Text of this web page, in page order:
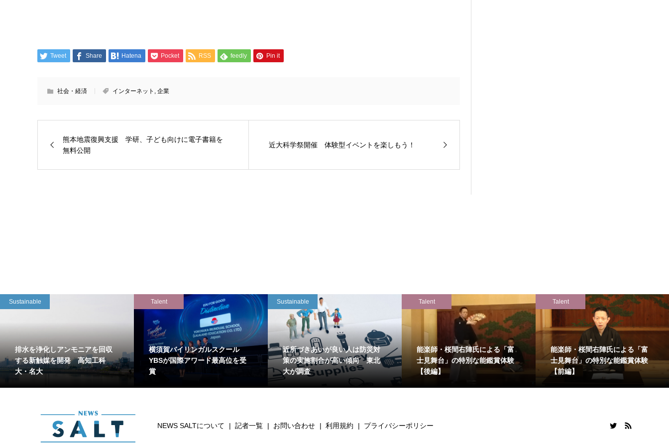
Tweet Share Hatena Pocket RSS feedly Pin it
社会・経済 インターネット 企業
熊本地震復興支援 学研、子ども向けに電子書籍を
無料公開
近大科学祭開催 体験型イベントを楽しもう！
Sustainable
排水を浄化しアンモニアを回収
する新触媒を開発 高知工科
大・名大
Talent
横須賀バイリンガルスクール
YBSが国際アワード最高位を受
賞
Sustainable
近所づきあいが良い人は防災対
策の実施割合が高い傾向 東北
大が調査
Talent
能楽師・桜間右陣氏による「富
士見舞台」の特別な能鑑賞体験
【後編】
Talent
能楽師・桜間右陣氏による「富
士見舞台」の特別な能鑑賞体験
【前編】
NEWS SALTについて 記者一覧 お問い合わせ 利用規約 プライバシーポリシー